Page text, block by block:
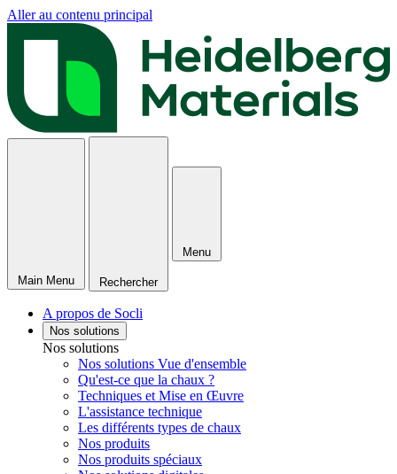
Aller au contenu principal
Main Menu Rechercher
Menu
A propos de Socli
Nos solutions
Nos solutions
Nos solutions Vue d'ensemble
Qu'est-ce que la chaux ?
Techniques et Mise en Œuvre
L'assistance technique
Les différents types de chaux
Nos produits
Nos produits spéciaux